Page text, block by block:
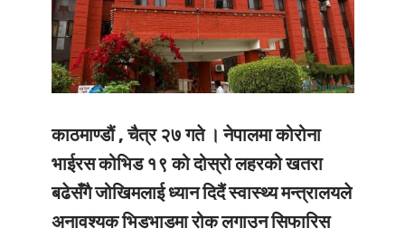
काठमाण्डौं , चैत्र २७ गते । नेपालमा कोरोना
भाईरस कोभिड १९ को दोस्रो लहरको खतरा
बढेसँगै जोखिमलाई ध्यान दिदैं स्वास्थ्य मन्त्रालयले
अनावश्यक भिडभाडमा रोक लगाउन सिफारिस